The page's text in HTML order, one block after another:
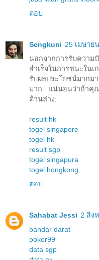
ตอบ
Sengkuni 25 เมษาย
นอกจากการรับความ
สำเร็จในการชนะใน
รับผลประโยชน์มากม
มาก แน่นอนว่าถ้าคุ
ด้านล่าง:
result hk
togel singapore
togel hk
result sgp
togel singapura
togel hongkong
ตอบ
Sahabat Jessi 2 สิง
bandar darat
poker99
data sgp